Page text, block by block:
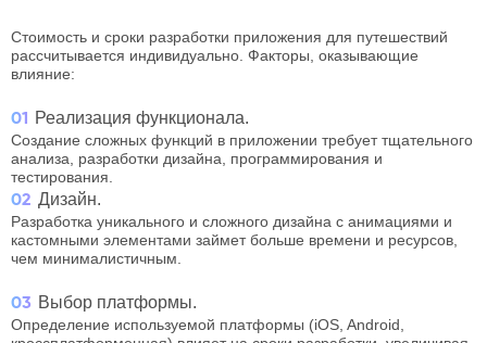
Стоимость и сроки разработки приложения для путешествий
рассчитывается индивидуально. Факторы, оказывающие
влияние:
01 Реализация функционала.
Создание сложных функций в приложении требует тщательного
анализа, разработки дизайна, программирования и
тестирования.
02 Дизайн.
Разработка уникального и сложного дизайна с анимациями и
кастомными элементами займет больше времени и ресурсов,
чем минималистичным.
03 Выбор платформы.
Определение используемой платформы (iOS, Android,